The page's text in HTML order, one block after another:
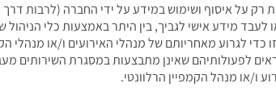
רק על איסוף ושימוש במידע על ידי החברה (לרבות
לעבד מידע אישי לגביך, בין היתר באמצעות כלי
זו כדי לגרוע מאחריותם של מנהלי האירועים ו/או
לפעולותיהם שאינן מתבצעות במסגרת השירותים
ו/או מנהל הקמפיין הרלוונטי.